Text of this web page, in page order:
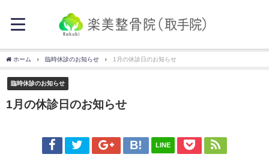
ホーム 臨時休診のお知らせ 1月の休診日のお知らせ
臨時休診のお知らせ
1月の休診日のお知らせ
LINE